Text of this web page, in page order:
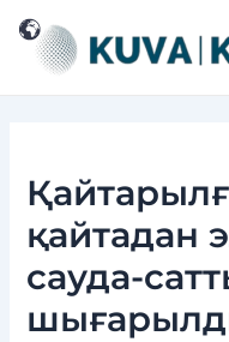
Перейти
содержимому
қайтадан
сауда-
Навигация
по
записям